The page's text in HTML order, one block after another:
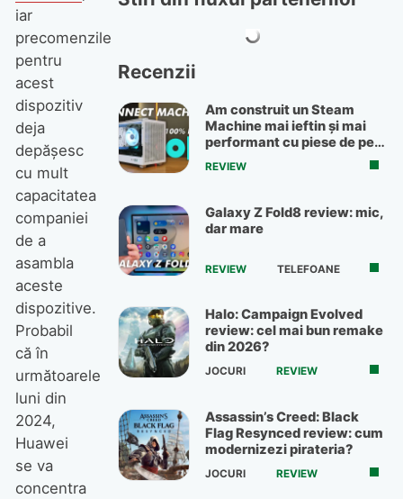
iar
precomenzile
pentru
acest
dispozitiv
deja
depășesc
cu mult
capacitatea
companiei
de a
asambla
aceste
dispozitive.
Probabil
că în
următoarele
luni din
2024,
Huawei
se va
concentra
Recenzii
Am construit un Steam
Machine mai ieftin și mai
performant cu piese de pe
OLX
REVIEW
Galaxy Z Fold8 review: mic,
dar mare
REVIEW TELEFOANE
Halo: Campaign Evolved
review: cel mai bun remake
din 2026?
JOCURI REVIEW
Assassin’s Creed: Black
Flag Resynced review: cum
modernizezi pirateria?
JOCURI REVIEW